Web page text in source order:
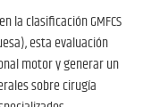
la clasificación GMFCS
esta evaluación
motor y generar un
sobre cirugía